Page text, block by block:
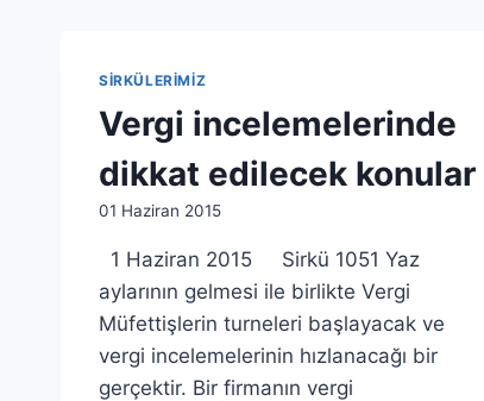
SIRKÜLERIMIZ
Vergi incelemelerinde
dikkat edilecek konular
By
01 Haziran 2015
1 Haziran 2015 Sirkü 1051 Yaz
aylarının gelmesi ile birlikte Vergi
Müfettişlerin turneleri başlayacak ve
vergi incelemelerinin hızlanacağı bir
gerçektir. Bir firmanın vergi